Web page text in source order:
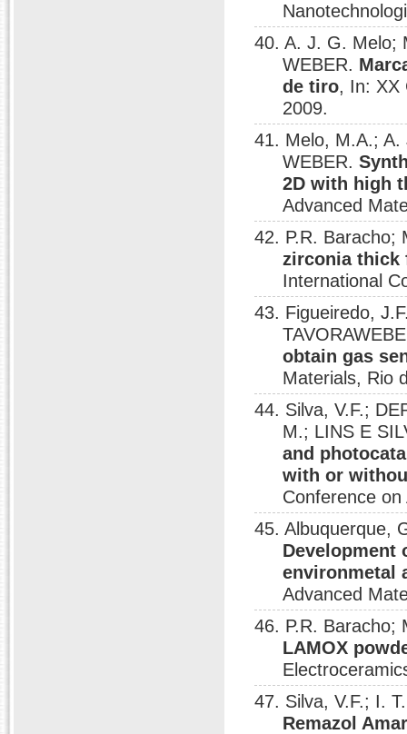
40. A. J. G. Melo;
WEBER.
de tiro, In: XX
2009.
41. Melo, M.A.; A.
WEBER.
2D with high
Advanced
42. P.R. Baracho;
zirconia thick
International
43. Figueiredo,
obtain gas
Materials, Rio
44. Silva, V.F.;
M.; LINS E
and
with or
Conference
45. Albuquerque,
Development
environmetal
Advanced
46. P.R. Baracho;
LAMOX
47. Silva, V.F.; I.
Remazol